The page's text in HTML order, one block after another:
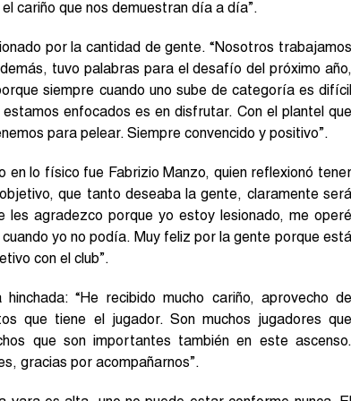
cariño que nos demuestran día a día”.
por la cantidad de gente. “Nosotros trabajamos
tuvo palabras para el desafío del próximo año,
siempre cuando uno sube de categoría es difícil
enfocados es en disfrutar. Con el plantel que
para pelear. Siempre convencido y positivo”.
en lo físico fue Fabrizio Manzo, quien reflexionó tener
que tanto deseaba la gente, claramente será
agradezco porque yo estoy lesionado, me operé
yo no podía. Muy feliz por la gente porque está
con el club”.
“He recibido mucho cariño, aprovecho de
que tiene el jugador. Son muchos jugadores que
que son importantes también en este ascenso.
gracias por acompañarnos”.